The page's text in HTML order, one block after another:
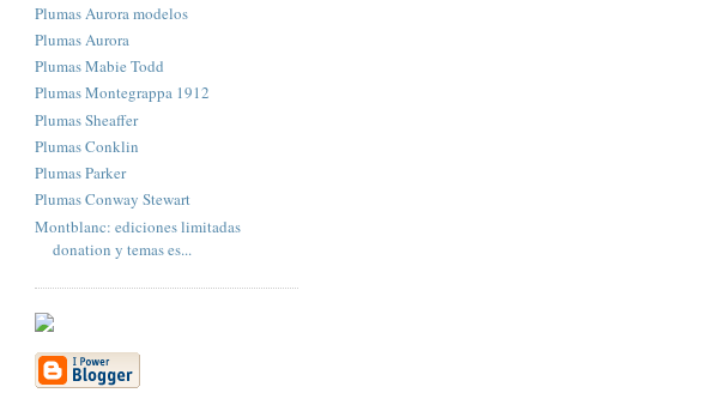
Plumas Aurora modelos
Plumas Aurora
Plumas Mabie Todd
Plumas Montegrappa 1912
Plumas Sheaffer
Plumas Conklin
Plumas Parker
Plumas Conway Stewart
Montblanc: ediciones limitadas
donation y temas es...